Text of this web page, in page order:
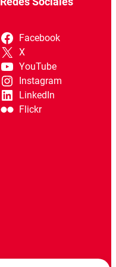
Facebook
X
YouTube
Instagram
LinkedIn
Flickr